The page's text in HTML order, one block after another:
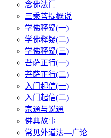
念佛法门
三乘菩提概说
学佛释疑(一)
学佛释疑(二)
学佛释疑(三)
菩萨正行(一)
菩萨正行(二)
入门起信(一)
入门起信(二)
宗通与说通
佛典故事
常见外道法—广论